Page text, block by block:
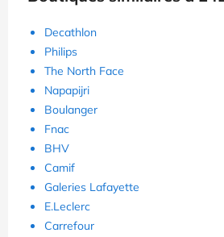
Decathlon
Philips
The North Face
Napapijri
Boulanger
Fnac
BHV
Camif
Galeries Lafayette
E.Leclerc
Carrefour